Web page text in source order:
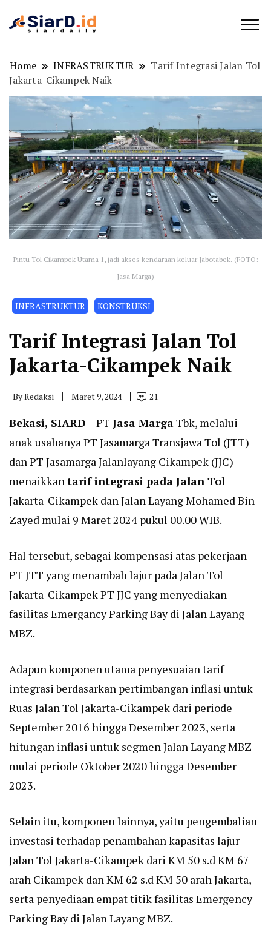
Home INFRASTRUKTUR
Tarif Integrasi Jalan Tol
Jakarta-Cikampek Naik
Pintu Tol Cikampek Utama 1, jadi akses kendaraan keluar Jabotabek. (FOTO:
Jasa Marga)
INFRASTRUKTUR KONSTRUKSI
Tarif Integrasi Jalan Tol
Jakarta-Cikampek Naik
ByRedaksi Maret 9, 2024 21
Bekasi, SIARD – PT Jasa MargaTbk, melalui
anak usahanya PT Jasamarga Transjawa Tol (JTT)
dan PT Jasamarga Jalanlayang Cikampek (JJC)
menaikkantarif integrasi pada Jalan Tol
Jakarta-Cikampek dan Jalan Layang Mohamed Bin
Zayed mulai 9 Maret 2024 pukul 00.00 WIB.
Hal tersebut, sebagai kompensasi atas pekerjaan
PT JTT yang menambah lajur pada Jalan Tol
Jakarta-Cikampek PT JJC yang menyediakan
fasilitas Emergancy Parking Bay di Jalan Layang
MBZ.
Adapun komponen utama penyesuaian tarif
integrasi berdasarkan pertimbangan inflasi untuk
Ruas Jalan Tol Jakarta-Cikampek dari periode
September 2016 hingga Desember 2023, serta
hitungan inflasi untuk segmen Jalan Layang MBZ
mulai periode Oktober 2020 hingga Desember
2023.
Selain itu, komponen lainnya, yaitu pengembalian
investasi terhadap penambahan kapasitas lajur
Jalan Tol Jakarta-Cikampek dari KM 50 s.d KM 67
arah Cikampek dan KM 62 s.d KM 50 arah Jakarta,
serta penyediaan empat titik fasilitas Emergency
Parking Bay di Jalan Layang MBZ.